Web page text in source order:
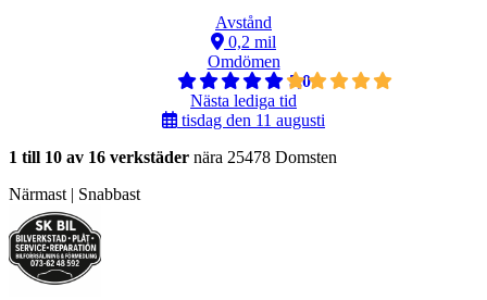
Avstånd
0,2 mil
Omdömen
5,0
Nästa lediga tid
tisdag den 11 augusti
1 till 10 av 16 verkstäder nära 25478 Domsten
Närmast | Snabbast